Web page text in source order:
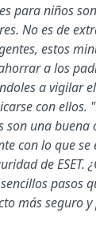
para niños
No es de
estos
a los
a vigilar
con ellos.
son una buena
con lo que se
de ESET.
pasos
más seguro y